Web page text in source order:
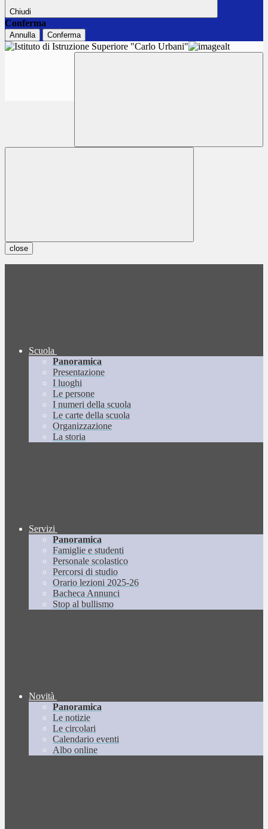
Chiudi
Conferma
Annulla Conferma
close
Scuola
Panoramica
Presentazione
I luoghi
Le persone
I numeri della scuola
Le carte della scuola
Organizzazione
La storia
Servizi
Panoramica
Famiglie e studenti
Personale scolastico
Percorsi di studio
Orario lezioni 2025-26
Bacheca Annunci
Stop al bullismo
Novità
Panoramica
Le notizie
Le circolari
Calendario eventi
Albo online